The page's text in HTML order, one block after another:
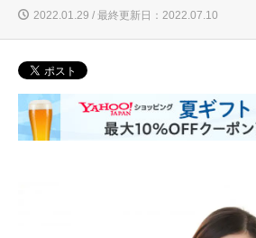
2022.01.29 / 最終更新日：2022.07.10